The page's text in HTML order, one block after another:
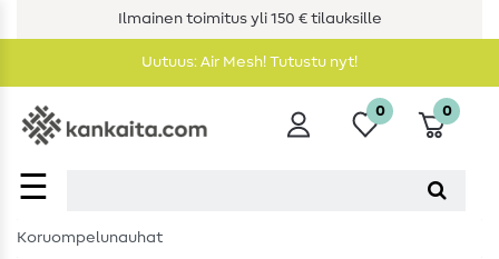
Ilmainen toimitus yli 150 € tilauksille
Uutuus: Air Mesh! Tutustu nyt!
☰
0 0
Koruompelunauhat